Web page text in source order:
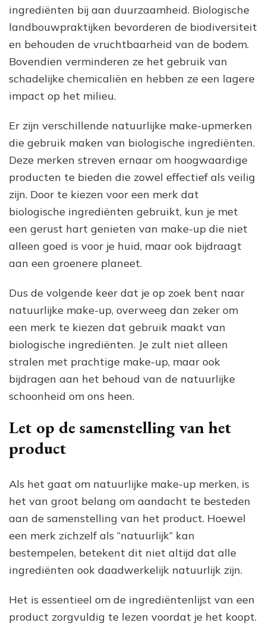
ingrediënten bij aan duurzaamheid. Biologische
landbouwpraktijken bevorderen de biodiversiteit
en behouden de vruchtbaarheid van de bodem.
Bovendien verminderen ze het gebruik van
schadelijke chemicaliën en hebben ze een lagere
impact op het milieu.
Er zijn verschillende natuurlijke make-upmerken
die gebruik maken van biologische ingrediënten.
Deze merken streven ernaar om hoogwaardige
producten te bieden die zowel effectief als veilig
zijn. Door te kiezen voor een merk dat
biologische ingrediënten gebruikt, kun je met
een gerust hart genieten van make-up die niet
alleen goed is voor je huid, maar ook bijdraagt
aan een groenere planeet.
Dus de volgende keer dat je op zoek bent naar
natuurlijke make-up, overweeg dan zeker om
een merk te kiezen dat gebruik maakt van
biologische ingrediënten. Je zult niet alleen
stralen met prachtige make-up, maar ook
bijdragen aan het behoud van de natuurlijke
schoonheid om ons heen.
Let op de samenstelling van het
product
Als het gaat om natuurlijke make-up merken, is
het van groot belang om aandacht te besteden
aan de samenstelling van het product. Hoewel
een merk zichzelf als “natuurlijk” kan
bestempelen, betekent dit niet altijd dat alle
ingrediënten ook daadwerkelijk natuurlijk zijn.
Het is essentieel om de ingrediëntenlijst van een
product zorgvuldig te lezen voordat je het koopt.